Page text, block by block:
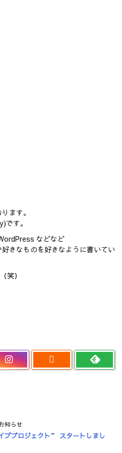
ます。
す。
などなど
きなものを好きなように書いてい
笑）

知らせ
ブプロジェクト” スタートしまし